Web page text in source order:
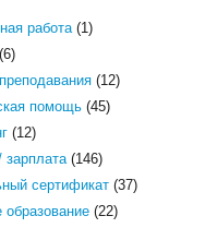
работа(1)
(12)
помощь(45)
(12)
зарплата(146)
сертификат(37)
образование(22)